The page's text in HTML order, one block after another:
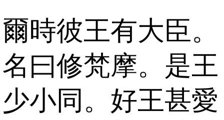
爾時彼王有大臣。
名曰修梵摩。是王
少小同。好王甚愛